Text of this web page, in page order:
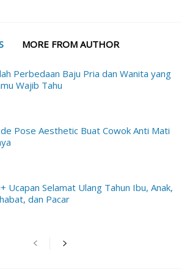
MORE FROM AUTHOR
Perbedaan Baju Pria dan Wanita yang
Wajib Tahu
Pose Aesthetic Buat Cowok Anti Mati
Ucapan Selamat Ulang Tahun Ibu, Anak,
dan Pacar